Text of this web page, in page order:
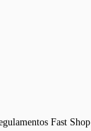
Fast Shop